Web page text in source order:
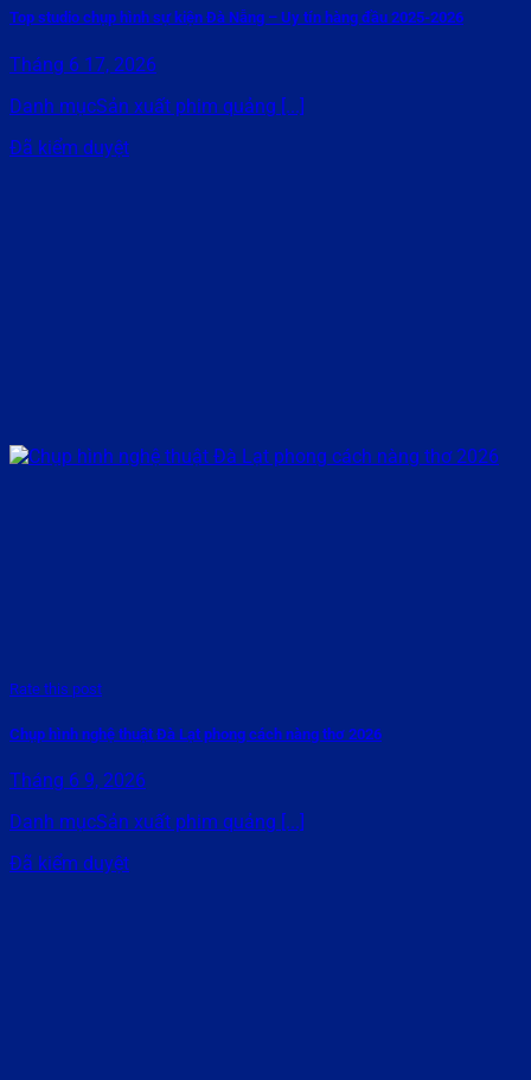
Top studio chụp hình sự kiện Đà Nẵng – Uy tín hàng đầu 2025-2026
Tháng 6 17, 2026
Danh mụcSản xuất phim quảng [...]
Đã kiểm duyệt
Rate this post
Chụp hình nghệ thuật Đà Lạt phong cách nàng thơ 2026
Tháng 6 9, 2026
Danh mụcSản xuất phim quảng [...]
Đã kiểm duyệt